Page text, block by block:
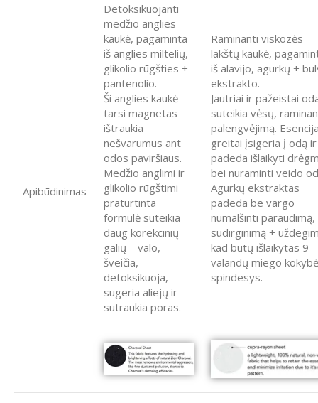
Apibūdinimas
Detoksikuojanti
medžio anglies
kaukė, pagaminta
iš anglies miltelių,
glikolio rūgšties +
pantenolio.
Ši anglies kaukė
tarsi magnetas
ištraukia
nešvarumus ant
odos paviršiaus.
Medžio anglimi ir
glikolio rūgštimi
praturtinta
formulė suteikia
daug korekcinių
galių – valo,
šveičia,
detoksikuoja,
sugeria aliejų ir
sutraukia poras.
Raminanti viskozės
lakštų kaukė,
iš alavijo, agurkų +
ekstrakto.
Jautriai ir pažeistai
suteikia vėsų,
palengvėjimą.
greitai įsigeria į odą ir
padeda išlaikyti
bei nuraminti veido
Agurkų ekstraktas
padeda be vargo
numalšinti paraudimą,
sudirginimą +
kad būtų išlaikytas 9
valandų miego
spindesys.